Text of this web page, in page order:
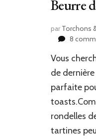
Beurre
par Torchons
8
Vous
de
parfaite
rondelles
tartines